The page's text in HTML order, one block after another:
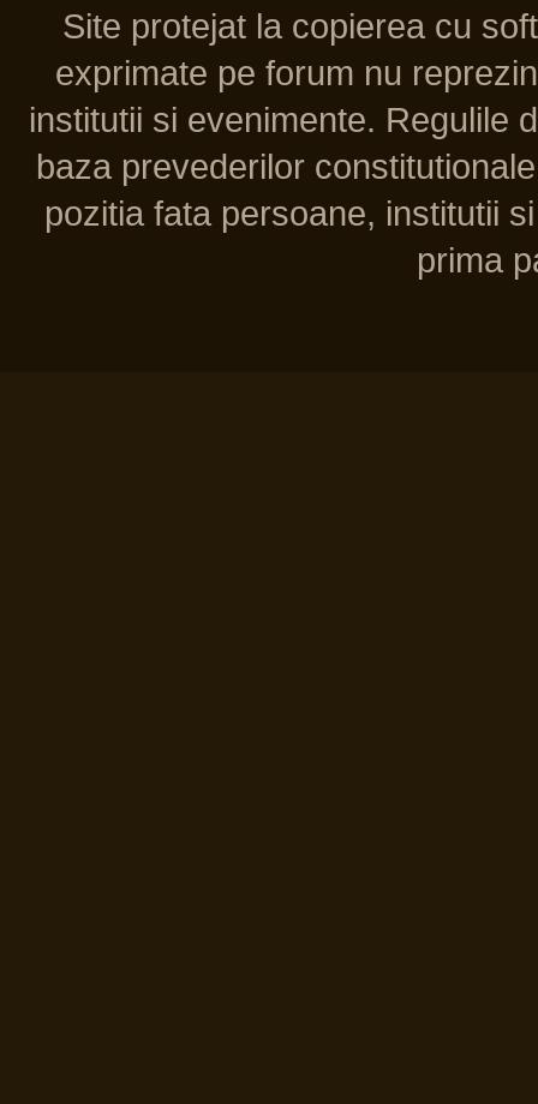
Site protejat la copierea cu
exprimate pe forum nu
institutii si evenimente. Regulile
baza prevederilor
pozitia fata persoane, institutii
prima